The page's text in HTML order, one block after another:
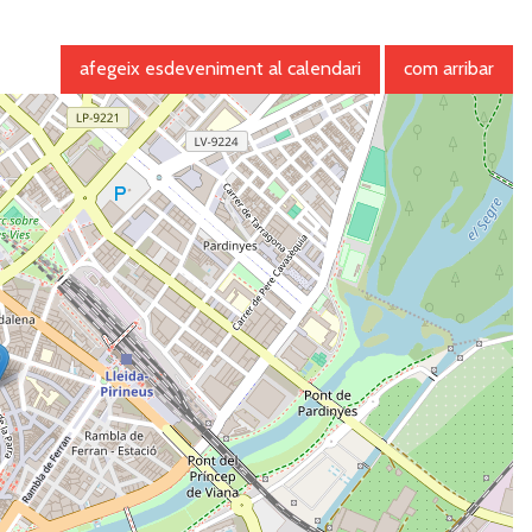
afegeix esdeveniment al calendari com arribar